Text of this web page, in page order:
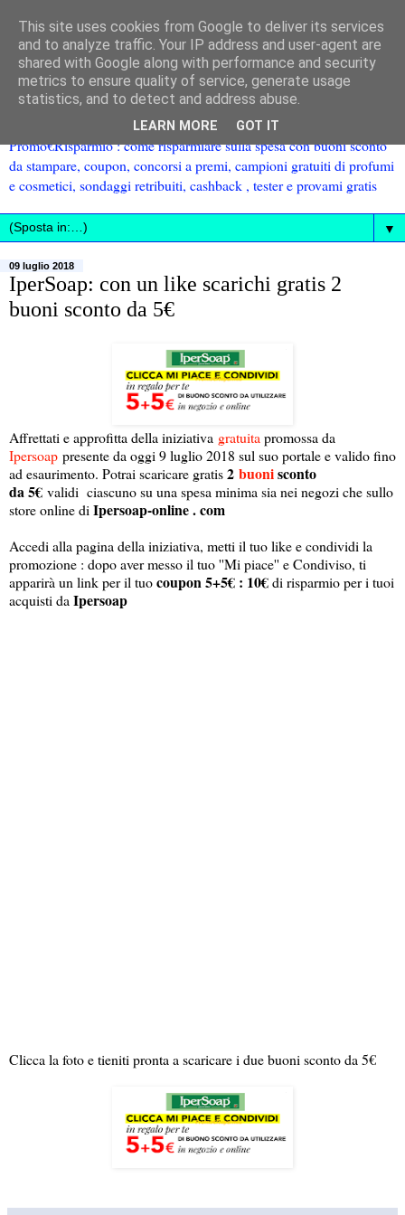
Promo€Risparmio : come risparmiare sulla spesa con buoni sconto
da stampare, coupon, concorsi a premi, campioni gratuiti di profumi
e cosmetici, sondaggi retribuiti, cashback , tester e provami gratis
▼
09 luglio 2018
IperSoap: con un like scarichi gratis 2
buoni sconto da 5€
Affrettati e approfitta della iniziativa gratuita promossa da
Ipersoap presente da oggi 9 luglio 2018 sul suo portale e valido fino
ad esaurimento. Potrai scaricare gratis2 buonisconto
da 5€ validi ciascuno su una spesa minima sia nei negozi che sullo
store online di Ipersoap-online . com
Accedi alla pagina della iniziativa, metti il tuo like e condividi la
promozione : dopo aver messo il tuo ''Mi piace'' e Condiviso, ti
apparirà un link per il tuocoupon 5+5€ : 10€di risparmio per i tuoi
acquisti da Ipersoap
Clicca la foto e tieniti pronta a scaricare i due buoni sconto da 5€
This site uses cookies from Google to deliver its services
and to analyze traffic. Your IP address and user-agent are
shared with Google along with performance and security
metrics to ensure quality of service, generate usage
statistics, and to detect and address abuse.
LEARN MORE GOT IT